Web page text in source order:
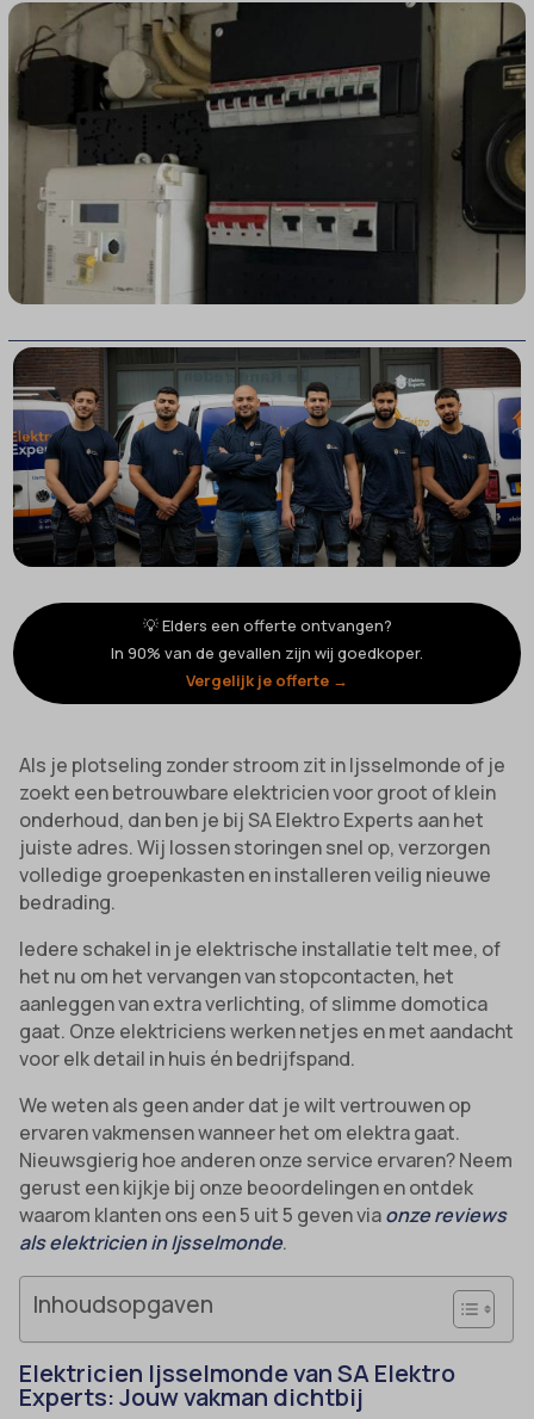
💡 Elders een offerte ontvangen?
In 90% van de gevallen zijn wij goedkoper.
Vergelijk je offerte →
Als je plotseling zonder stroom zit in Ijsselmonde of je
zoekt een betrouwbare elektricien voor groot of klein
onderhoud, dan ben je bij SA Elektro Experts aan het
juiste adres. Wij lossen storingen snel op, verzorgen
volledige groepenkasten en installeren veilig nieuwe
bedrading.
Iedere schakel in je elektrische installatie telt mee, of
het nu om het vervangen van stopcontacten, het
aanleggen van extra verlichting, of slimme domotica
gaat. Onze elektriciens werken netjes en met aandacht
voor elk detail in huis én bedrijfspand.
We weten als geen ander dat je wilt vertrouwen op
ervaren vakmensen wanneer het om elektra gaat.
Nieuwsgierig hoe anderen onze service ervaren? Neem
gerust een kijkje bij onze beoordelingen en ontdek
waarom klanten ons een 5 uit 5 geven viaonze reviews
als elektricien in Ijsselmonde.
Inhoudsopgaven
Elektricien Ijsselmonde van SA Elektro
Experts: Jouw vakman dichtbij